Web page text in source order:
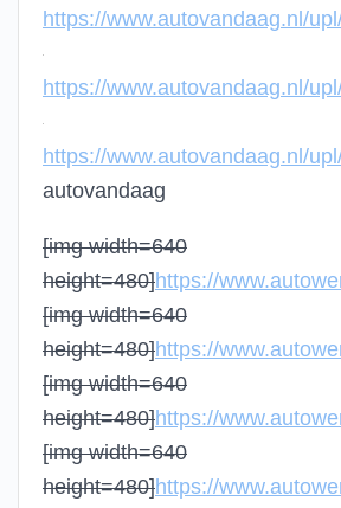
https://www.autovandaag.nl/
https://www.autovandaag.nl/
https://www.autovandaag.nl/
autovandaag
[img width=640
height=480]https://
[img width=640
height=480]https://
[img width=640
height=480]https://
[img width=640
height=480]https://